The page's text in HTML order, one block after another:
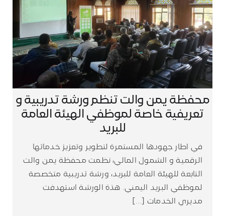
محفظة يمن والت تنظم ورشة تدريبية و
تعريفية خاصة لموظفي الهيئة العامة
للبريد
في اطار جهودها المستمرة لتطوير وتعزيز خدماتها
الرقمية و الشمول المالي، نظمت محفظة يمن والت
التابعة للهيئة العامة للبريد، ورشة تدريبية متخصصة
لموظفي البريد اليمني. هذة الورشة استهدفت
مديري الخدمات [...]